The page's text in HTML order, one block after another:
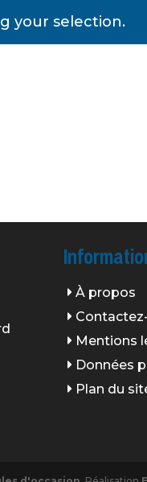
your selection.
À propos
Mentions
Données
Plan du